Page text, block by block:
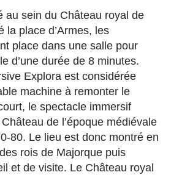
au sein du Château royal de
la place d’Armes, les
place dans une salle pour
d’une durée de 8 minutes.
Explora est considérée
machine à remonter le
le spectacle immersif
de l’époque médiévale
80. Le lieu est donc montré en
rois de Majorque puis
et de visite. Le Château royal